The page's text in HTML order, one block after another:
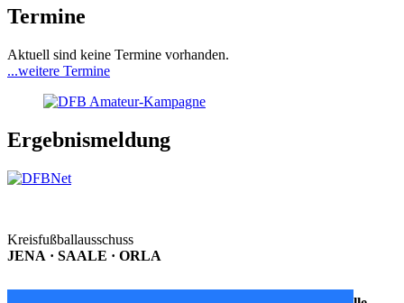
Termine
Aktuell sind keine Termine vorhanden.
...weitere Termine
Ergebnismeldung
Kreisfußballausschuss
JENA · SAALE · ORLA